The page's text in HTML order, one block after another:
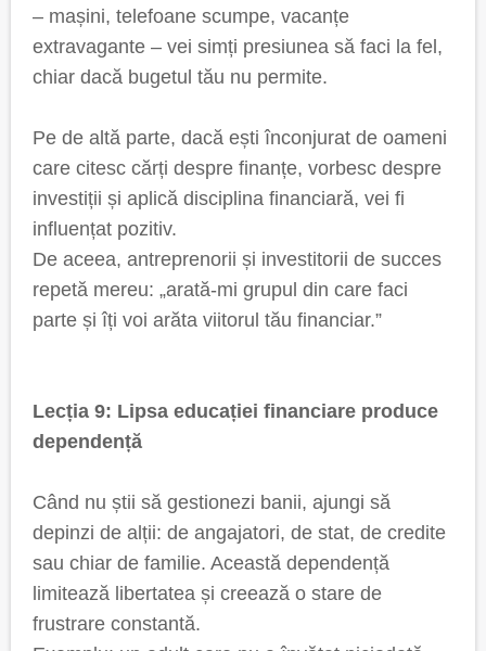
– mașini, telefoane scumpe, vacanțe
extravagante – vei simți presiunea să faci la fel,
chiar dacă bugetul tău nu permite.
Pe de altă parte, dacă ești înconjurat de oameni
care citesc cărți despre finanțe, vorbesc despre
investiții și aplică disciplina financiară, vei fi
influențat pozitiv.
De aceea, antreprenorii și investitorii de succes
repetă mereu: „arată-mi grupul din care faci
parte și îți voi arăta viitorul tău financiar.”
Lecția 9: Lipsa educației financiare produce
dependență
Când nu știi să gestionezi banii, ajungi să
depinzi de alții: de angajatori, de stat, de credite
sau chiar de familie. Această dependență
limitează libertatea și creează o stare de
frustrare constantă.